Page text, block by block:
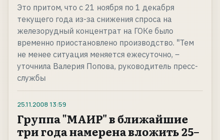
Это притом, что с 21 ноября по 1 декабря
текущего года из-за снижения спроса на
железорудный концентрат на ГОКе было
временно приостановлено производство. "Тем
не менее ситуация меняется ежесуточно, –
уточнила Валерия Попова, руководитель пресс-
службы
25.11.2008 13:59
Группа "МАИР" в ближайшие
три года намерена вложить 25–